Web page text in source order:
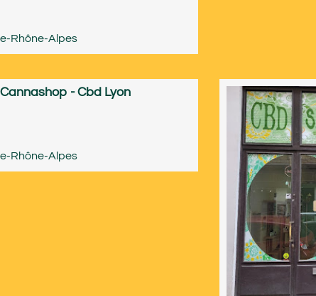
Rhône-Alpes
Cannashop - Cbd Lyon
Rhône-Alpes